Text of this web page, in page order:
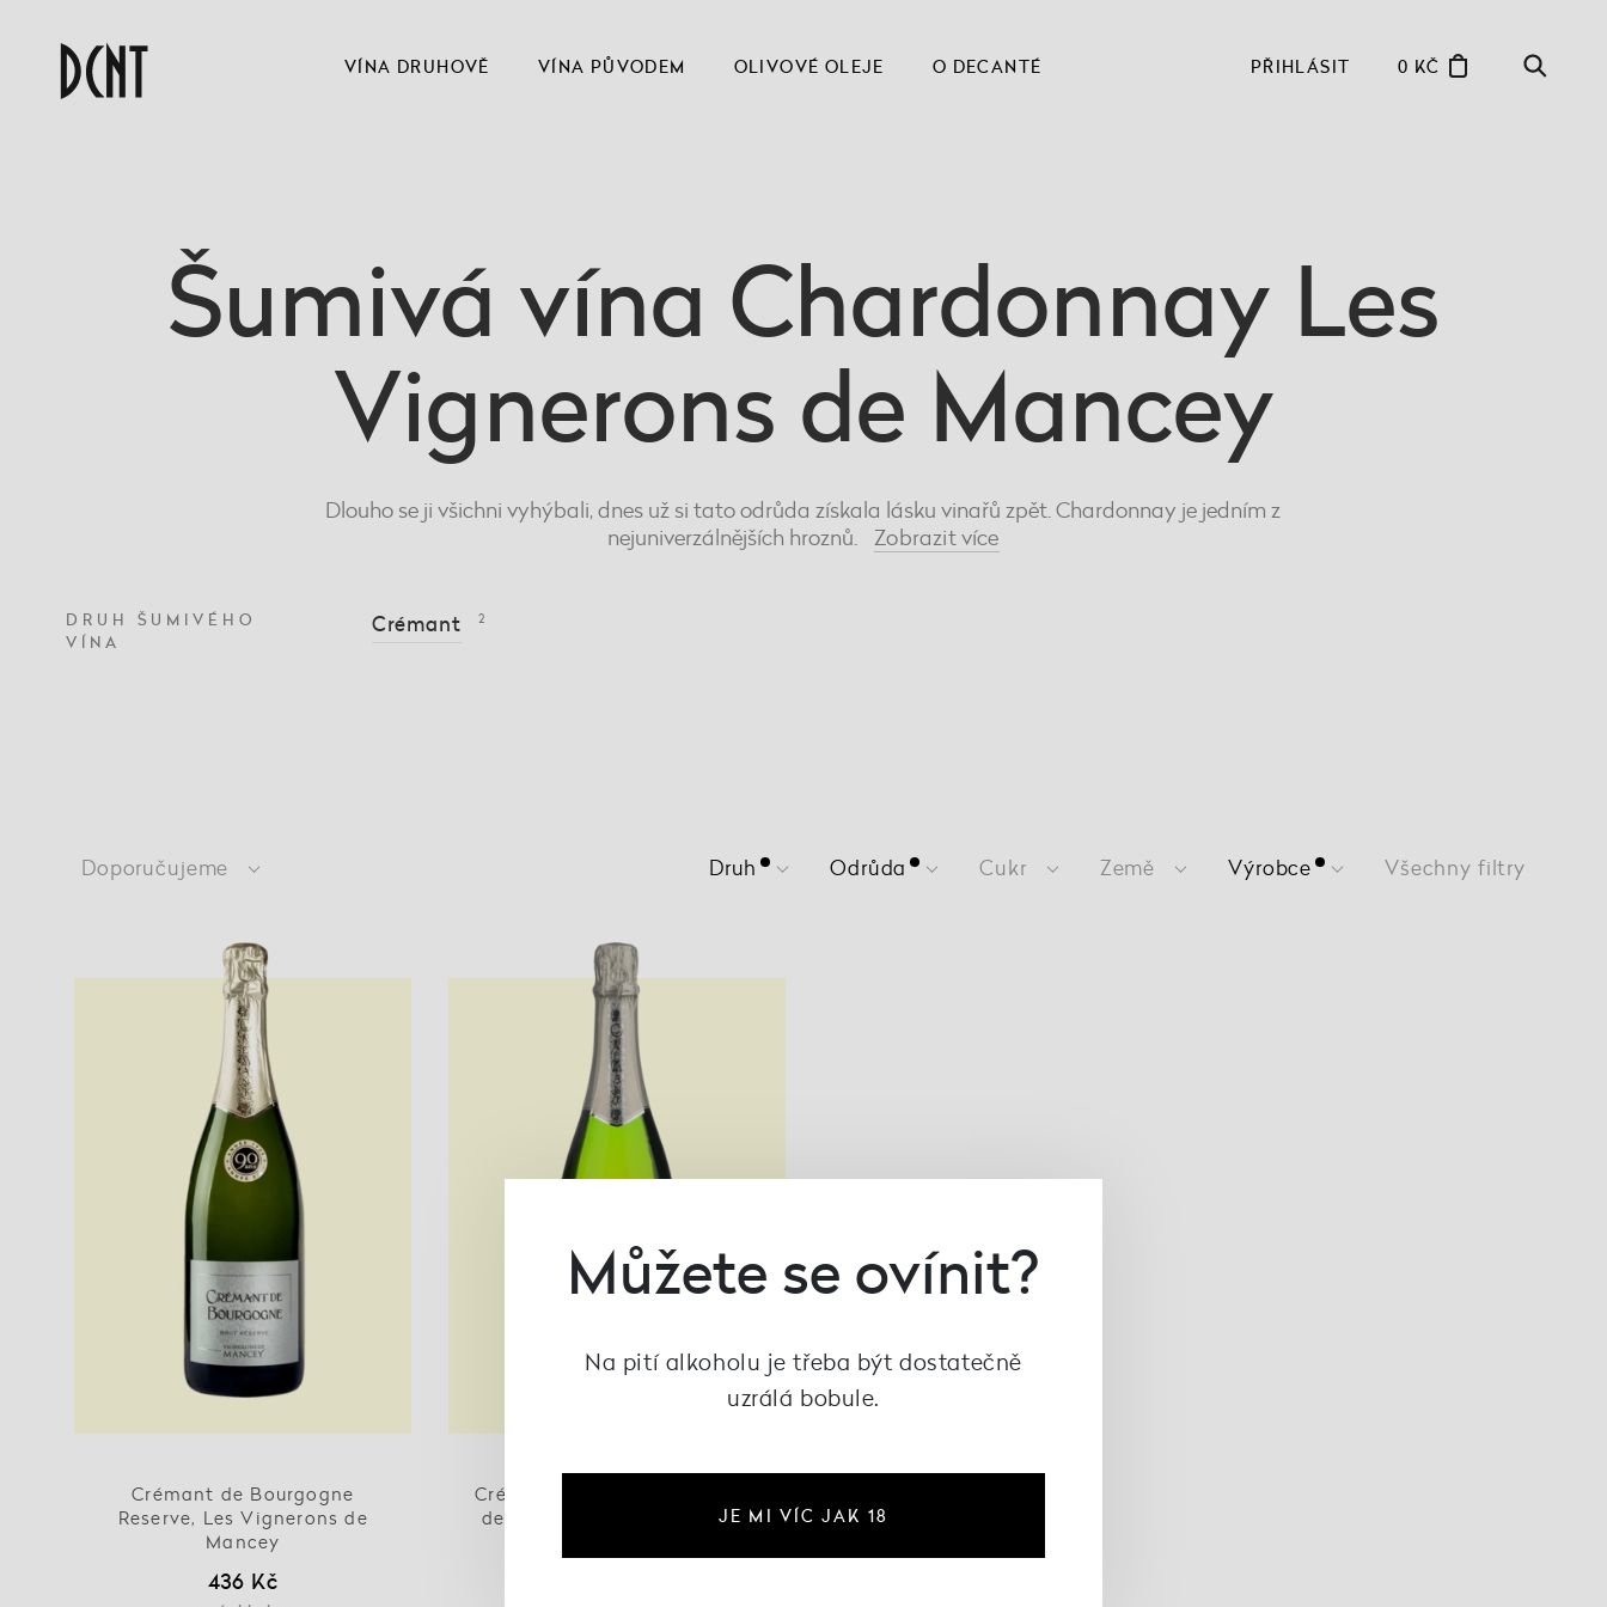
VÍNA DRUHOVĚ VÍNA PŮVODEM OLIVOVÉ OLEJE O DECANTÉ PŘIHLÁSIT 0 KČ
Šumivá vína Chardonnay Les
Vignerons de Mancey
Dlouho se ji všichni vyhýbali, dnes už si tato odrůda získala lásku vinařů zpět. Chardonnay je jedním z
nejuniverzálnějších hroznů. Zobrazitvíce
DRUH ŠUMIVÉHO
VÍNA
Crémant 2
Doporučujeme Druh Odrůda Cukr Země Výrobce Všechny filtry
Crémant de Bourgogne
Reserve, Les Vignerons de
Mancey
436 Kč
Crémant de Bourgogne Blanc
de blancs, Les Vignerons de
Můžete se ovínit?
Na pití alkoholu je třeba být dostatečně
uzrálá bobule.
JE MI VÍC JAK 18